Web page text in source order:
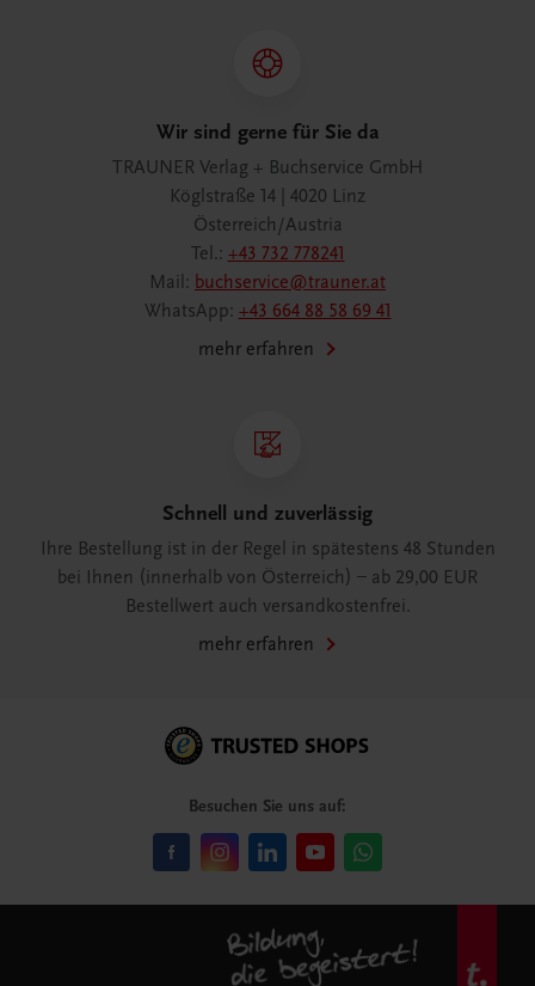
Wir sind gerne für Sie da
TRAUNER Verlag + Buchservice GmbH
Köglstraße 14 | 4020 Linz
Österreich/Austria
Tel.: +43 732 778241
Mail: buchservice@trauner.at
WhatsApp: +43 664 88 58 69 41
mehr erfahren
Schnell und zuverlässig
Ihre Bestellung ist in der Regel in spätestens 48 Stunden
bei Ihnen (innerhalb von Österreich) – ab 29,00 EUR
Bestellwert auch versandkostenfrei.
mehr erfahren
Besuchen Sie uns auf: